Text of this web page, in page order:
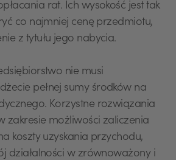
rat. Ich wysokość jest tak
co najmniej cenę przedmiotu,
z tytułu jego nabycia.
nie musi
pełnej sumy środków na
Korzystne rozwiązania
zakresie możliwości zaliczenia
koszty uzyskania przychodu,
działalności w zrównoważony i